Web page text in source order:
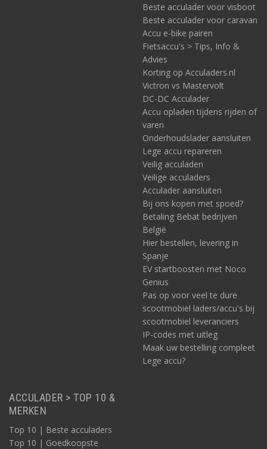
Beste acculader voor visboot
Beste acculader voor caravan
Accu e-bike pairen
Fietsaccu's > Tips, Info &
Advies
Korting op Acculaders.nl
Victron vs Mastervolt
DC-DC Acculader
Accu opladen tijdens rijden of
varen
Onderhoudslader aansluiten
Lege accu repareren
Veilig acculaden
Veilige acculaders
Acculader aansluiten
Bij ons kopen met spoed?
Betaling Bebat bedrijven
België
Hier bestellen, levering in
Spanje
EV startboosten met Noco
Genius
Pas op voor veel te dure
scootmobiel laders/accu's bij
scootmobiel leveranciers
IP-codes met uitleg
Maak uw bestelling compleet
Lege accu?
ACCULADER > TOP 10 &
MERKEN
Top 10 | Beste acculaders
Top 10 | Goedkoopste